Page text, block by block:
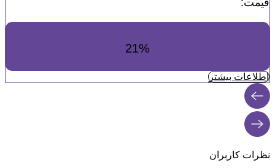
قیمت:
21%
اطلاعات بیشتر
نظرات کاربران